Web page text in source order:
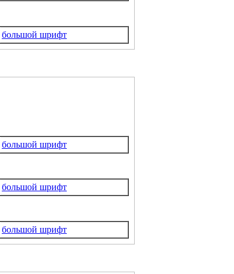
большой шрифт
большой шрифт
большой шрифт
большой шрифт